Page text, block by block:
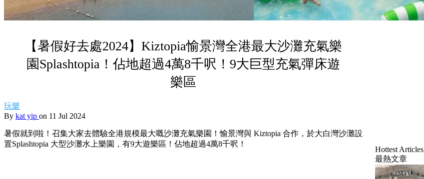
【暑假好去處2024】Kiztopia愉景灣全港最大沙灘充氣樂
園Splashtopia！佔地超過4萬8千呎！9大巨型充氣彈床遊
樂區
玩樂
By kat yip on 11 Jul 2024
暑假就到啦！召集大家去體驗全港規模最大嘅沙灘充氣樂園！愉景灣與 Kiztopia 合作，於大白灣沙灘設
置Splashtopia 大型沙灘水上樂園，有9大遊樂區！佔地超過4萬8千呎！
Hottest Articles
最熱文章